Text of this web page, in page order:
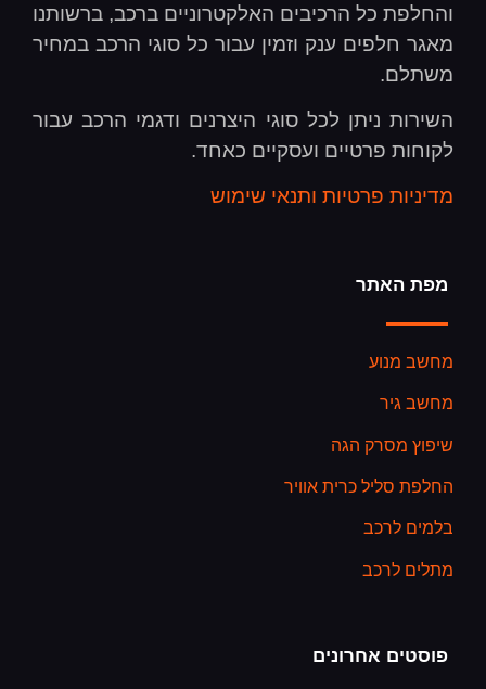
והחלפת כל הרכיבים האלקטרוניים ברכב, ברשותנו
מאגר חלפים ענק וזמין עבור כל סוגי הרכב במחיר
משתלם.
השירות ניתן לכל סוגי היצרנים ודגמי הרכב עבור
לקוחות פרטיים ועסקיים כאחד.
מדיניות פרטיות ותנאי שימוש
מפת האתר
מחשב מנוע
מחשב גיר
שיפוץ מסרק הגה
החלפת סליל כרית אוויר
בלמים לרכב
מתלים לרכב
פוסטים אחרונים